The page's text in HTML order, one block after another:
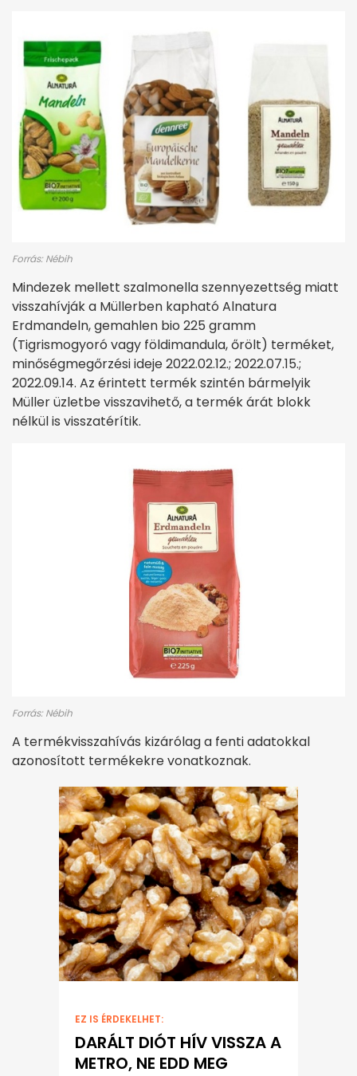
Forrás: Nébih
Mindezek mellett szalmonella szennyezettség miatt
visszahívják a Müllerben kapható Alnatura
Erdmandeln, gemahlen bio 225 gramm
(Tigrismogyoró vagy földimandula, őrölt) terméket,
minőségmegőrzési ideje 2022.02.12.; 2022.07.15.;
2022.09.14. Az érintett termék szintén bármelyik
Müller üzletbe visszavihető, a termék árát blokk
nélkül is visszatérítik.
Forrás: Nébih
A termékvisszahívás kizárólag a fenti adatokkal
azonosított termékekre vonatkoznak.
EZ IS ÉRDEKELHET:
DARÁLT DIÓT HÍV VISSZA A
METRO, NE EDD MEG